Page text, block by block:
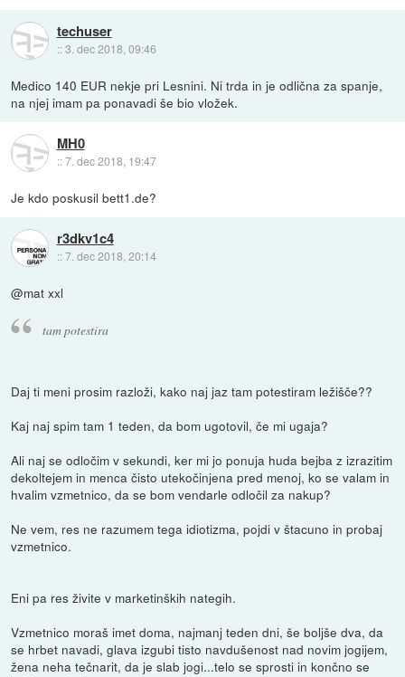
techuser
::3. dec 2018, 09:46
Medico 140 EUR nekje pri Lesnini. Ni trda in je odlična za spanje,
na njej imam pa ponavadi še bio vložek.
MH0
::7. dec 2018, 19:47
Je kdo poskusil bett1.de?
r3dkv1c4
::7. dec 2018, 20:14
@mat xxl
tam potestira
Daj ti meni prosim razloži, kako naj jaz tam potestiram ležišče??
Kaj naj spim tam 1 teden, da bom ugotovil, če mi ugaja?
Ali naj se odločim v sekundi, ker mi jo ponuja huda bejba z izrazitim
dekoltejem in menca čisto utekočinjena pred menoj, ko se valam in
hvalim vzmetnico, da se bom vendarle odločil za nakup?
Ne vem, res ne razumem tega idiotizma, pojdi v štacuno in probaj
vzmetnico.
Eni pa res živite v marketinških nategih.
Vzmetnico moraš imet doma, najmanj teden dni, še boljše dva, da
se hrbet navadi, glava izgubi tisto navdušenost nad novim jogijem,
žena neha tečnarit, da je slab jogi...telo se sprosti in končno se